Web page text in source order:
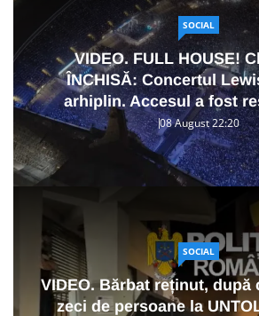
SOCIAL
VIDEO. FULL HOUSE!
ÎNCHISĂ: Concertul
arhiplin. Accesul a fost
08 August 22:20
SOCIAL
VIDEO. Bărbat reținut, după
zeci de persoane la